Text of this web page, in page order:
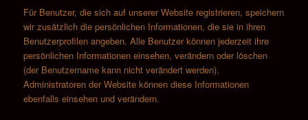
Für Benutzer, die sich auf unserer Website registrieren, speichern
wir zusätzlich die persönlichen Informationen, die sie in ihren
Benutzerprofilen angeben. Alle Benutzer können jederzeit ihre
persönlichen Informationen einsehen, verändern oder löschen
(der Benutzername kann nicht verändert werden).
Administratoren der Website können diese Informationen
ebenfalls einsehen und verändern.